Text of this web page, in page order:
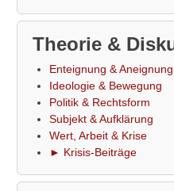
Theorie &
Enteignung & Aneignung
Ideologie & Bewegung
Politik & Rechtsform
Subjekt & Aufklärung
Wert, Arbeit & Krise
► Krisis-Beiträge